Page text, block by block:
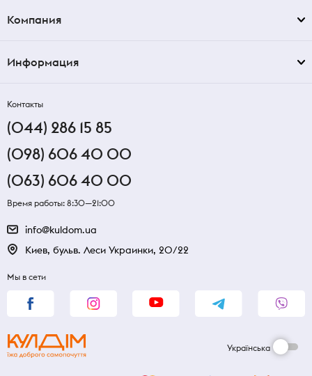
Компания
Информация
Контакты
(044) 286 15 85
(098) 606 40 00
(063) 606 40 00
Время работы: 8:30—21:00
info@kuldom.ua
Киев, бульв. Леси Украинки, 20/22
Мы в сети
Українська